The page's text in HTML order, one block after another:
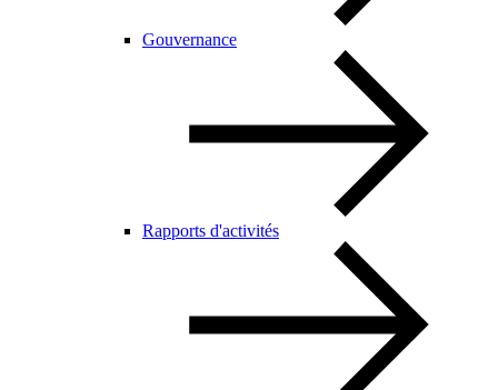
Gouvernance
Rapports d'activités